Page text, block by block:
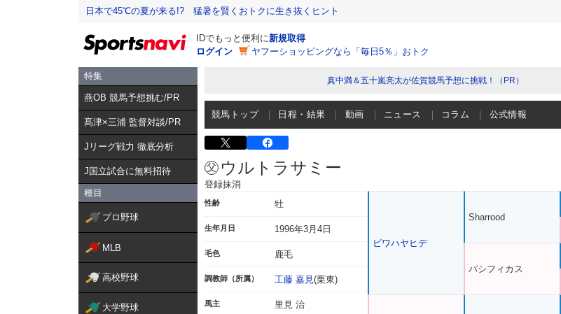
日本で45℃の夏が来る!? 猛暑を賢くおトクに生き抜くヒント
IDでもっと便利に新規取得
ログイン
ヤフーショッピングなら「毎日5％」おトク
特集
燕OB 競馬予想挑む/PR
髙津×三浦 監督対談/PR
Jリーグ戦力 徹底分析
J国立試合に無料招待
種目
プロ野球
MLB
高校野球
大学野球
真中満＆五十嵐亮太が佐賀競馬予想に挑戦！（PR）
競馬トップ 日程・結果 動画 ニュース コラム 公式情報
ウルトラサミー
登録抹消
性齢 牡
生年月日 1996年3月4日
毛色 鹿毛
調教師（所属） 工藤 嘉見(栗東)
馬主 里見 治
ビワハヤヒデ
Sharrood
パシフィカス